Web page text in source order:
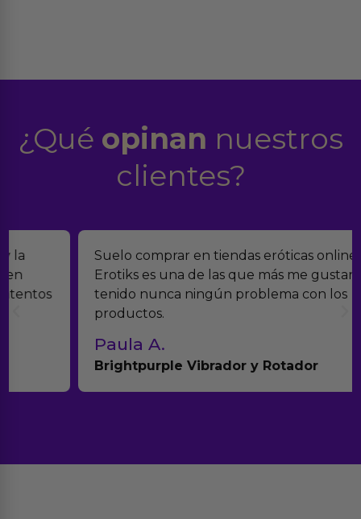
¿Qué opinan nuestros
clientes?
Suelo comprar en tiendas eróticas online, y
Erotiks es una de las que más me gustan. No he
tenido nunca ningún problema con los
productos.
Paula A.
Brightpurple Vibrador y Rotador